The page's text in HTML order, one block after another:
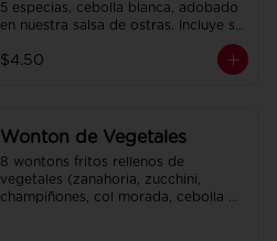
5 especias, cebolla blanca, adobado
en nuestra salsa de ostras. Incluye su
$4.50
Wonton de Vegetales
8 wontons fritos rellenos de
vegetales (zanahoria, zucchini,
champiñones, col morada, cebolla